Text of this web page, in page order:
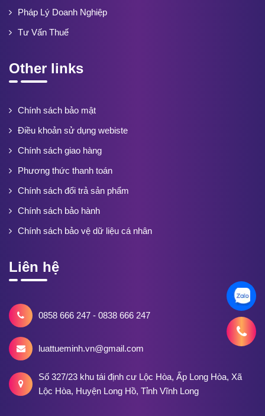
Pháp Lý Doanh Nghiệp
Tư Vấn Thuế
Other links
Chính sách bảo mật
Điều khoản sử dụng webiste
Chính sách giao hàng
Phương thức thanh toán
Chính sách đổi trả sản phẩm
Chính sách bảo hành
Chính sách bảo vệ dữ liệu cá nhân
Liên hệ
0858 666 247 - 0838 666 247
luattueminh.vn@gmail.com
Số 327/23 khu tái định cư Lộc Hòa, Ấp Long Hòa, Xã
Lộc Hòa, Huyện Long Hồ, Tỉnh Vĩnh Long